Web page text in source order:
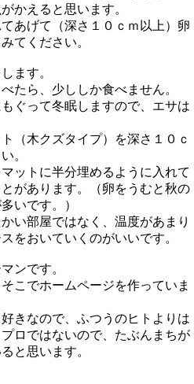
かえると思います。
あげて（深さ１０ｃｍ以上）卵
てください。
ます。
たら、少ししか食べません。
ぐって冬眠しますので、エサは
（木クズタイプ）を深さ１０ｃ
。
ットに半分埋めるように入れて
があります。（卵をうむと秋の
いです。）
い部屋ではなく、温度があまり
をおいていくのがいいです。
ンです。
こでホームページを作っていま
きなので、ふつうのヒトよりは
ロではないので、たぶんまちが
と思います。